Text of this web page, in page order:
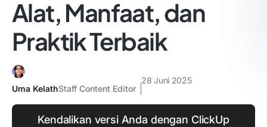
Alat, Manfaat, dan
Praktik Terbaik
Uma KelathStaff Content Editor
28 Juni 2025
Kendalikan versi Anda dengan ClickUp